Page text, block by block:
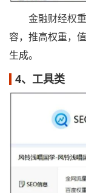
金融财经权重
容，推高权重，
生成。
4、工具类